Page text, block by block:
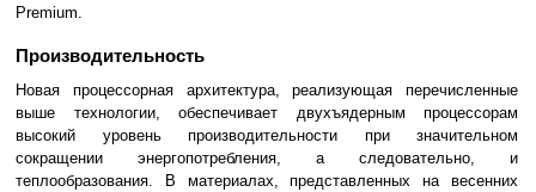
Premium.
Производительность
Новая процессорная архитектура, реализующая перечисленные
выше технологии, обеспечивает двухъядерным процессорам
высокий уровень производительности при значительном
сокращении энергопотребления, а следовательно, и
теплообразования. В материалах, представленных на весенних